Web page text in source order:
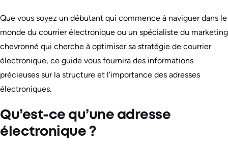
Que vous soyez un débutant qui commence à naviguer dans le
monde du courrier électronique ou un spécialiste du marketing
chevronné qui cherche à optimiser sa stratégie de courrier
électronique, ce guide vous fournira des informations
précieuses sur la structure et l’importance des adresses
électroniques.
Qu’est-ce qu’une adresse
électronique ?